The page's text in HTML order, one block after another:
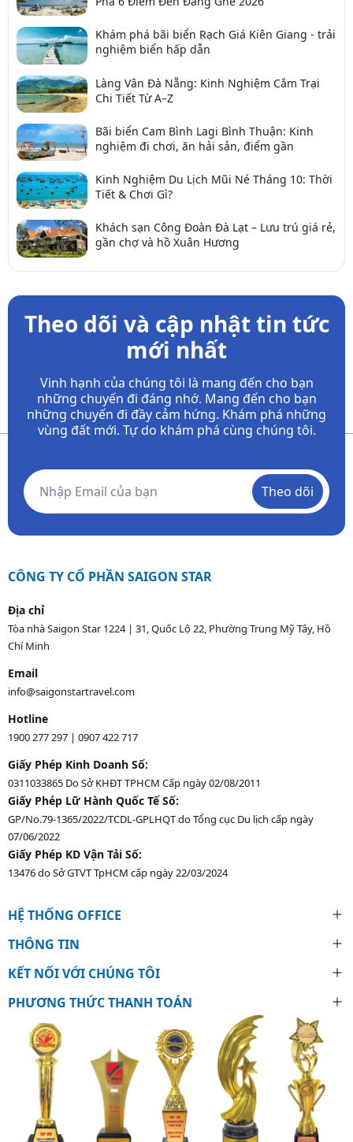
Khám phá bãi biển Rạch Giá Kiên Giang - trải
nghiệm biển hấp dẫn
Làng Vân Đà Nẵng: Kinh Nghiệm Cắm Trại
Chi Tiết Từ A–Z
Bãi biển Cam Bình Lagi Bình Thuận: Kinh
nghiệm đi chơi, ăn hải sản, điểm gần
Kinh Nghiệm Du Lịch Mũi Né Tháng 10: Thời
Tiết & Chơi Gì?
Khách sạn Công Đoàn Đà Lạt – Lưu trú giá rẻ,
gần chợ và hồ Xuân Hương
Theo dõi và cập nhật tin tức
mới nhất
Vinh hạnh của chúng tôi là mang đến cho bạn
những chuyến đi đáng nhớ. Mang đến cho bạn
những chuyến đi đầy cảm hứng. Khám phá những
vùng đất mới. Tự do khám phá cùng chúng tôi.
Theo dõi
CÔNG TY CỔ PHẦN SAIGON STAR
Địa chỉ
Tòa nhà Saigon Star 1224 | 31, Quốc Lộ 22, Phường Trung Mỹ Tây, Hồ
Chí Minh
Email
info@saigonstartravel.com
Hotline
1900 277 297 | 0907 422 717
Giấy Phép Kinh Doanh Số:
0311033865 Do Sở KHĐT TPHCM Cấp ngày 02/08/2011
Giấy Phép Lữ Hành Quốc Tế Số:
GP/No.79-1365/2022/TCDL-GPLHQT do Tổng cục Du lịch cấp ngày
07/06/2022
Giấy Phép KD Vận Tải Số:
13476 do Sở GTVT TpHCM cấp ngày 22/03/2024
HỆ THỐNG OFFICE
THÔNG TIN
KẾT NỐI VỚI CHÚNG TÔI
PHƯƠNG THỨC THANH TOÁN